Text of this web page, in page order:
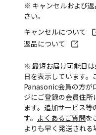
※ キャンセルおよび
さい。
キャンセルについて
返品について
※ 最短お届け可能日
日を表示しています
Panasonic会員の方が
ジにご登録の会員住所
ます。追加サービス
す。 よくあるご質問を
よりも早く発送される